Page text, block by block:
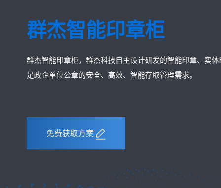
群杰智能印章柜
群杰智能印章柜，群杰科技自主设计研发的智能印章、实
足政企单位公章的安全、高效、智能存取管理需求。
免费获取方案